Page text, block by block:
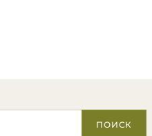
ПОИСК